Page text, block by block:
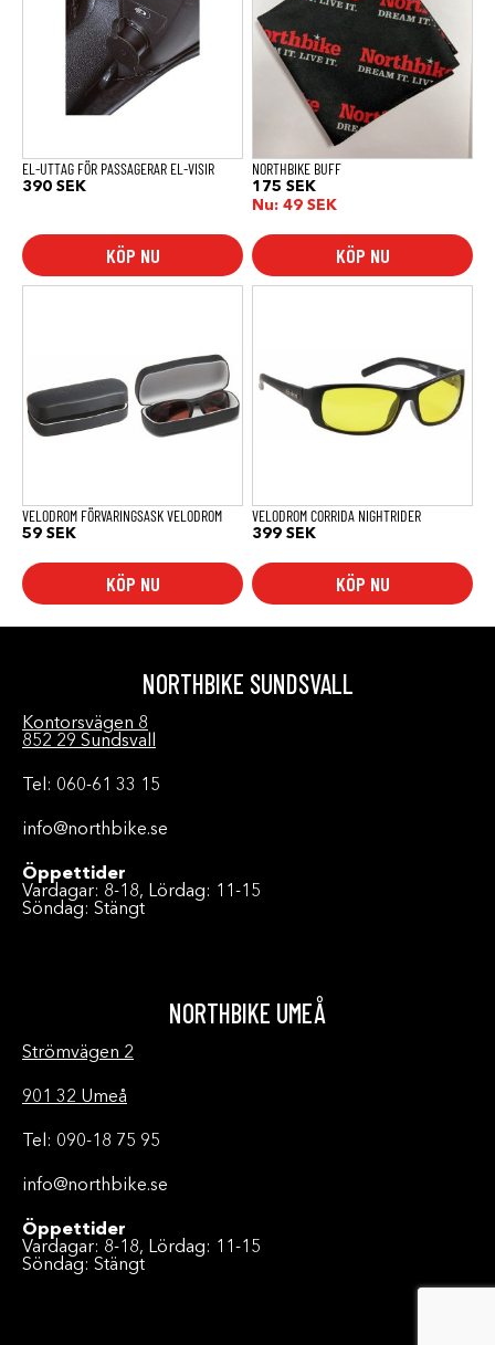
EL-UTTAG FÖR PASSAGERAR EL-VISIR
390 SEK
KÖP NU
NORTHBIKE BUFF
175 SEK
Nu: 49 SEK
KÖP NU
VELODROM FÖRVARINGSASK VELODROM
59 SEK
KÖP NU
VELODROM CORRIDA NIGHTRIDER
399 SEK
KÖP NU
NORTHBIKE SUNDSVALL
Kontorsvägen 8
852 29 Sundsvall
Tel: 060-61 33 15
info@northbike.se
Öppettider
Vardagar: 8-18, Lördag: 11-15
Söndag: Stängt
NORTHBIKE UMEÅ
Strömvägen 2
901 32 Umeå
Tel: 090-18 75 95
info@northbike.se
Öppettider
Vardagar: 8-18, Lördag: 11-15
Söndag: Stängt